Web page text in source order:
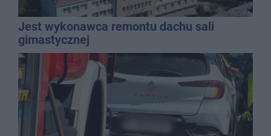
Jest wykonawca remontu dachu sali
gimastycznej